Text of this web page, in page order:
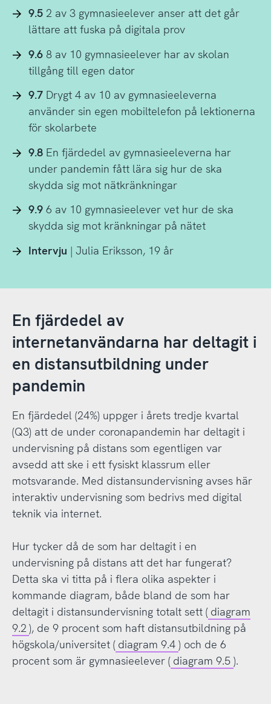
9.52 av 3 gymnasieelever anser att det går
lättare att fuska på digitala prov
9.68 av 10 gymnasieelever har av skolan
tillgång till egen dator
9.7Drygt 4 av 10 av gymnasieeleverna
använder sin egen mobiltelefon på lektionerna
för skolarbete
9.8En fjärdedel av gymnasieeleverna har
under pandemin fått lära sig hur de ska
skydda sig mot nätkränkningar
9.96 av 10 gymnasieelever vet hur de ska
skydda sig mot kränkningar på nätet
Intervju | Julia Eriksson, 19 år
En fjärdedel av
internetanvändarna har deltagit i
en distansutbildning under
pandemin
En fjärdedel (24%) uppger i årets tredje kvartal
(Q3) att de under coronapandemin har deltagit i
undervisning på distans som egentligen var
avsedd att ske i ett fysiskt klassrum eller
motsvarande. Med distansundervisning avses här
interaktiv undervisning som bedrivs med digital
teknik via internet.
Hur tycker då de som har deltagit i en
undervisning på distans att det har fungerat?
Detta ska vi titta på i flera olika aspekter i
kommande diagram, både bland de som har
deltagit i distansundervisning totalt sett ( diagram
9.2), de 9 procent som haft distansutbildning på
högskola/universitet ( diagram 9.4 ) och de 6
procent som är gymnasieelever ( diagram 9.5 ).